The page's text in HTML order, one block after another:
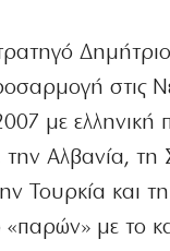
στις
με ελληνική
την Αλβανία, τη
Τουρκία και τη
«παρών» με το